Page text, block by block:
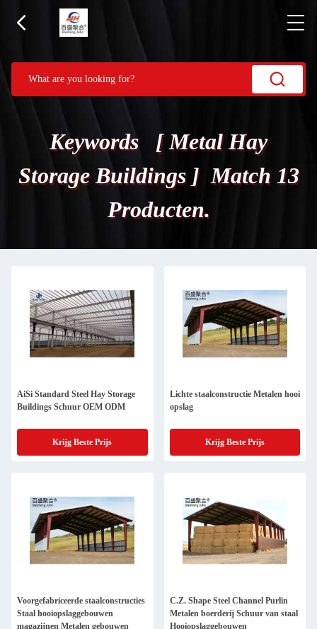
Keywords [ Metal Hay
Storage Buildings ] Match 13
Producten.
AiSi Standard Steel Hay Storage
Buildings Schuur OEM ODM
Krijg Beste Prijs
Lichte staalconstructie Metalen hooi
opslag
Krijg Beste Prijs
Voorgefabriceerde staalconstructies
Staal hooiopslaggebouwen
magazijnen Metalen gebouwen
C.Z. Shape Steel Channel Purlin
Metalen boerderij Schuur van staal
Hooiopslaggebouwen